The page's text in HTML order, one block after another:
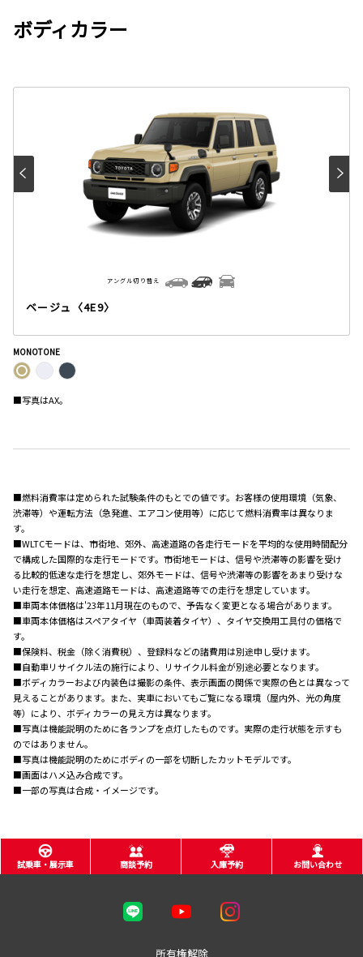
ボディカラー
ベージュ〈4E9〉
アングル切り替え
MONOTONE
■写真はAX。
■燃料消費率は定められた試験条件のもとでの値です。お客様の使用環境（気象、
渋滞等）や運転方法（急発進、エアコン使用等）に応じて燃料消費率は異なりま
す。
■WLTCモードは、市街地、郊外、高速道路の各走行モードを平均的な使用時間配分
で構成した国際的な走行モードです。市街地モードは、信号や渋滞等の影響を受け
る比較的低速な走行を想定し、郊外モードは、信号や渋滞等の影響をあまり受けな
い走行を想定、高速道路モードは、高速道路等での走行を想定しています。
■車両本体価格は'23年11月現在のもので、予告なく変更となる場合があります。
■車両本体価格はスペアタイヤ（車両装着タイヤ）、タイヤ交換用工具付の価格で
す。
■保険料、税金（除く消費税）、登録料などの諸費用は別途申し受けます。
■自動車リサイクル法の施行により、リサイクル料金が別途必要となります。
■ボディカラーおよび内装色は撮影の条件、表示画面の関係で実際の色とは異なって
見えることがあります。また、実車においてもご覧になる環境（屋内外、光の角度
等）により、ボディカラーの見え方は異なります。
■写真は機能説明のために各ランプを点灯したものです。実際の走行状態を示すも
のではありません。
■写真は機能説明のためにボディの一部を切断したカットモデルです。
■画面はハメ込み合成です。
■一部の写真は合成・イメージです。
試乗車・展示車 商談予約 入庫予約 お問い合わせ
所有権解除